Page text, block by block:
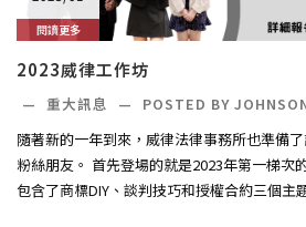
閱讀更多
2023威律工作坊
— 重大訊息 —
POSTED BY
隨著新的一年到來，威律法律事務所也準備
粉絲朋友。 首先登場的就是2023年第一梯次
包含了商標DIY、談判技巧和授權合約三個主